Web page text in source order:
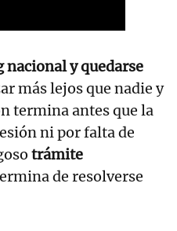
y quedarse
más lejos que nadie y
termina antes que la
ni por falta de
trámite
de resolverse